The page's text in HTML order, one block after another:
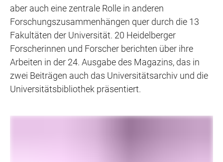
aber auch eine zentrale Rolle in anderen
Forschungszusammenhängen quer durch die 13
Fakultäten der Universität. 20 Heidelberger
Forscherinnen und Forscher berichten über ihre
Arbeiten in der 24. Ausgabe des Magazins, das in
zwei Beiträgen auch das Universitätsarchiv und die
Universitätsbibliothek präsentiert.